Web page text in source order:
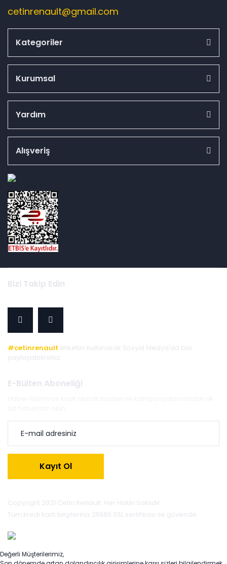
cetinrenault@gmail.com
Kategoriler
Kurumsal
Yardım
Alışveriş
Bizi Takip Edin
#cetinrenault etiketini kullanarak Sosyal Medya'da bizi
paylaşabilirsiniz.
E-Bülten Aboneliği
Kayıt Ol
Copyright 2021 Cetin Renault. Her Hakkı Saklıdır.
Tüm kredi kartı bilgileriniz 256Bit SSL sertifikası ile güvende.
Değerli Müşterilerimiz,